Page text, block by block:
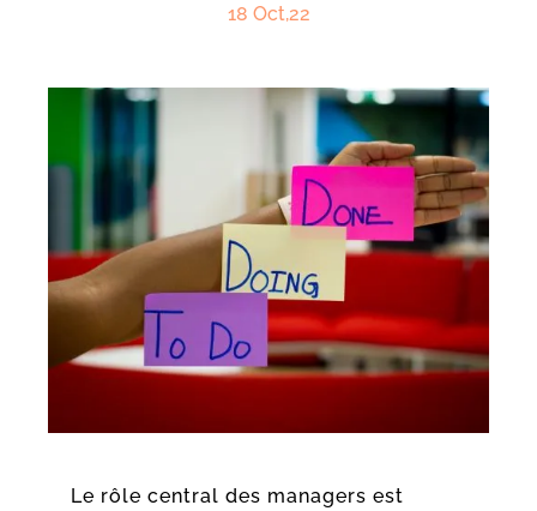
18 Oct,22
Le rôle central des managers est